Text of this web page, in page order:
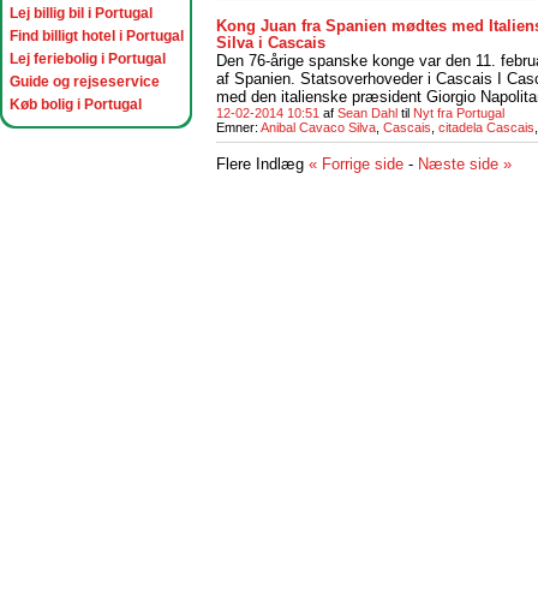
Lej billig bil i Portugal
Find billigt hotel i Portugal
Lej feriebolig i Portugal
Guide og rejseservice
Køb bolig i Portugal
Kong Juan fra Spanien mødtes med
Silva i Cascais
Den 76-årige spanske konge var den 11.
af Spanien. Statsoverhoveder i Cascais I
med den italienske præsident Giorgio
12-02-2014 10:51 af Sean Dahl til Nyt fra Portugal
Emner: Anibal Cavaco Silva Cascais citadela Cascais
Flere Indlæg « Forrige side - Næste side »